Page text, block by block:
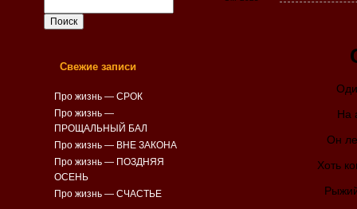
На
Он
Хоть
Свежие записи
Про жизнь — СРОК
Про жизнь —
ПРОЩАЛЬНЫЙ БАЛ
Про жизнь — ВНЕ ЗАКОНА
Про жизнь — ПОЗДНЯЯ
ОСЕНЬ
Про жизнь — СЧАСТЬЕ